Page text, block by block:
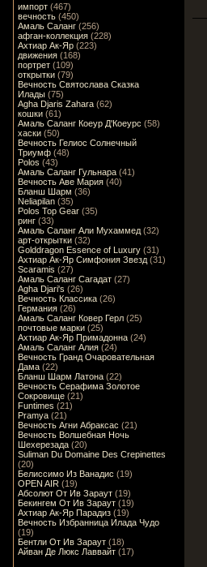
импорт (467)
вечность (450)
Амаль Саланг (256)
афган-коллекция (228)
Ахтиар Ак-Яр (223)
движения (168)
портрет (109)
открытки (79)
Вечность Святослава Сказка
Илады (75)
Agha Djaris Zahara (62)
кошки (61)
Амаль Саланг Коеур Д'Коеурс (58)
хаски (50)
Вечность Гелиос Солнечный
Триумф (48)
Polos (43)
Амаль Саланг Гульнара (41)
Вечность Аве Мария (40)
Бланш Шарм (36)
Neliapilan (35)
Polos Top Gear (35)
ринг (33)
Амаль Саланг Али Мухаммед (32)
арт-открытки (32)
Golddragon Essence of Luxury (31)
Ахтиар Ак-Яр Симфония Звезд (31)
Scaramis (27)
Амаль Саланг Сагадат (27)
Agha Djari's (26)
Вечность Классика (26)
Германия (26)
Амаль Саланг Ковер Герл (25)
почтовые марки (25)
Ахтиар Ак-Яр Примадонна (24)
Амаль Саланг Алия (24)
Вечность Гранд Очаровательная
Дама (22)
Бланш Шарм Латона (22)
Вечность Серафима Золотое
Сокровище (21)
Funtimes (21)
Pramya (21)
Вечность Агни Абраксас (21)
Вечность Волшебная Ночь
Шехерезада (20)
Suliman Du Domaine Des Crepinettes
(20)
Белиссимо Из Ванадис (19)
OPEN AIR (19)
Абсолют От Ив Зараут (19)
Бекингем От Ив Зараут (19)
Ахтиар Ак-Яр Парадиз (19)
Вечность Избранница Илада Чудо
(19)
Бентли От Ив Зараут (18)
Айван Де Люкс Лаввайт (17)